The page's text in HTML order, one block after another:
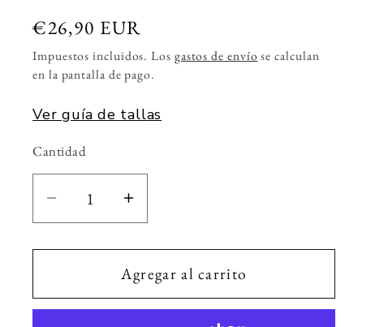
Precio
habitual
€26,90 EUR
Impuestos incluidos. Los gastos de envíose calculan
en la pantalla de pago.
Ver guía de tallas
Cantidad
Cantidad
Reducir
cantidad
para
Luna
Aumentar
cantidad
para
Bolso
Luna
Agregar al carrito